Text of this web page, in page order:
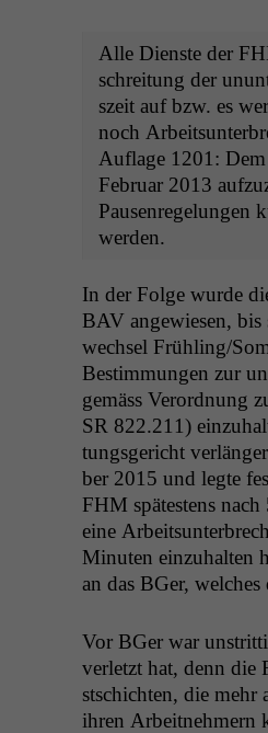
Alle Dien­ste der
schre­itung der
szeit auf bzw. es
noch
Auflage 1201: Dem
Feb­ru­ar 2013
Pausen­regelun­gen
werden.
In der Folge wurde
BAVangewiesen, bis
wech­sel Frühling/
Bes­tim­mungen zur
gemäss Verord­nung
SR 822.211)
tungs­gericht
ber 2015 und legte
FHM spätestens
eine
Minuten einzuhal­ten
an das BGer,
Vor BGer war
ver­let­zt hat, denn die
stschicht­en, die mehr
ihren Arbeit­nehmern